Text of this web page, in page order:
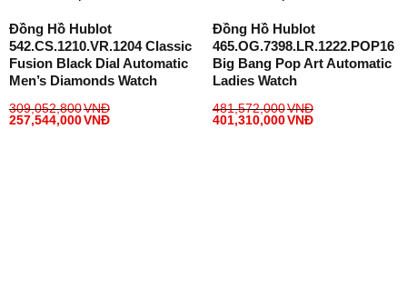
Đồng Hồ Hublot
542.CS.1210.VR.1204 Classic
Fusion Black Dial Automatic
Men’s Diamonds Watch
309,052,800VNĐ
257,544,000VNĐ
Đồng Hồ Hublot
465.OG.7398.LR.1222.POP16
Big Bang Pop Art Automatic
Ladies Watch
481,572,000VNĐ
401,310,000VNĐ